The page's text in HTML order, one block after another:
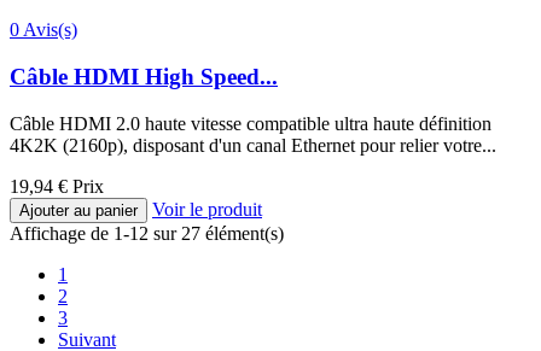
0 Avis(s)
Câble HDMI High Speed...
Câble HDMI 2.0 haute vitesse compatible ultra haute définition
4K2K (2160p), disposant d'un canal Ethernet pour relier votre...
19,94 € Prix
Ajouter au panier
Voir le produit
Affichage de 1-12 sur 27 élément(s)
1
2
3
Suivant